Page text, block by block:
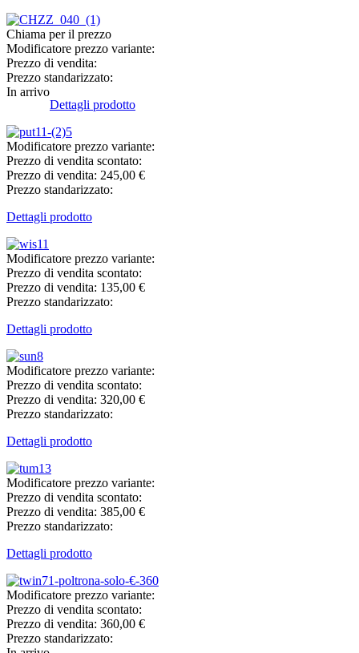
Chiama per il prezzo
Modificatore prezzo variante:
Prezzo di vendita:
Prezzo standarizzato:
In arrivo
Dettagli prodotto
Modificatore prezzo variante:
Prezzo di vendita scontato:
Prezzo di vendita: 245,00 €
Prezzo standarizzato:
Dettagli prodotto
Modificatore prezzo variante:
Prezzo di vendita scontato:
Prezzo di vendita: 135,00 €
Prezzo standarizzato:
Dettagli prodotto
Modificatore prezzo variante:
Prezzo di vendita scontato:
Prezzo di vendita: 320,00 €
Prezzo standarizzato:
Dettagli prodotto
Modificatore prezzo variante:
Prezzo di vendita scontato:
Prezzo di vendita: 385,00 €
Prezzo standarizzato:
Dettagli prodotto
Modificatore prezzo variante:
Prezzo di vendita scontato:
Prezzo di vendita: 360,00 €
Prezzo standarizzato: